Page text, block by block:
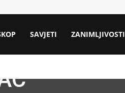
SAVJETI ZANIMLJIVOSTI